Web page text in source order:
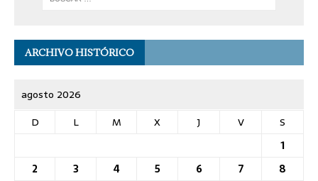
ARCHIVO HISTÓRICO
agosto 2026
D
L M X J V
S
1
2
3 4 5 6 7
8